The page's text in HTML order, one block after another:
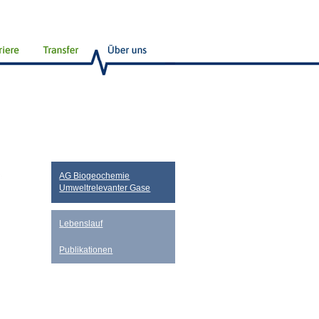
AG Biogeochemie
Umweltrelevanter Gase
Lebenslauf
Publikationen